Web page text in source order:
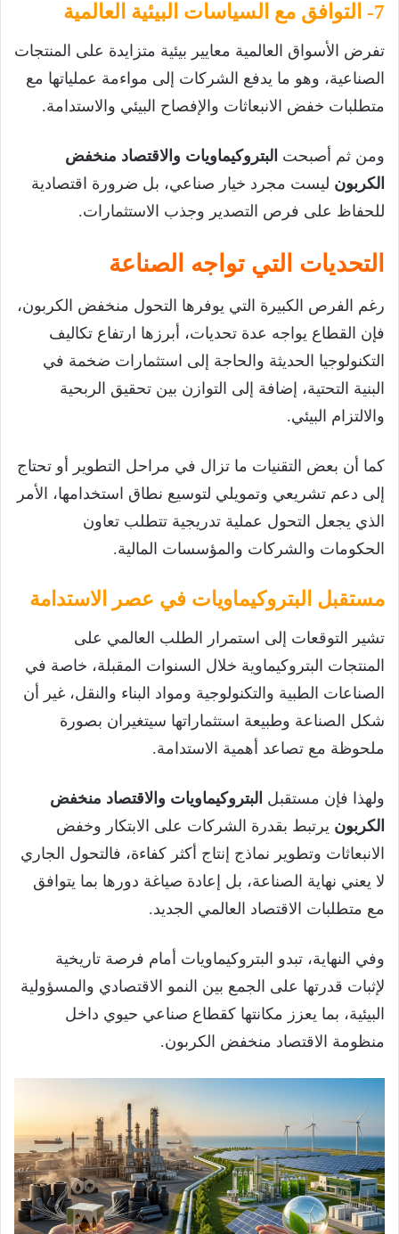
7- التوافق مع السياسات البيئية العالمية
تفرض الأسواق العالمية معايير بيئية متزايدة على المنتجات
الصناعية، وهو ما يدفع الشركات إلى مواءمة عملياتها مع
متطلبات خفض الانبعاثات والإفصاح البيئي والاستدامة.
ومن ثم أصبحت البتروكيماويات والاقتصاد منخفض
الكربون ليست مجرد خيار صناعي، بل ضرورة اقتصادية
للحفاظ على فرص التصدير وجذب الاستثمارات.
التحديات التي تواجه الصناعة
رغم الفرص الكبيرة التي يوفرها التحول منخفض الكربون،
فإن القطاع يواجه عدة تحديات، أبرزها ارتفاع تكاليف
التكنولوجيا الحديثة والحاجة إلى استثمارات ضخمة في
البنية التحتية، إضافة إلى التوازن بين تحقيق الربحية
والالتزام البيئي.
كما أن بعض التقنيات ما تزال في مراحل التطوير أو تحتاج
إلى دعم تشريعي وتمويلي لتوسيع نطاق استخدامها، الأمر
الذي يجعل التحول عملية تدريجية تتطلب تعاون
الحكومات والشركات والمؤسسات المالية.
مستقبل البتروكيماويات في عصر الاستدامة
تشير التوقعات إلى استمرار الطلب العالمي على
المنتجات البتروكيماوية خلال السنوات المقبلة، خاصة في
الصناعات الطبية والتكنولوجية ومواد البناء والنقل، غير أن
شكل الصناعة وطبيعة استثماراتها سيتغيران بصورة
ملحوظة مع تصاعد أهمية الاستدامة.
ولهذا فإن مستقبل البتروكيماويات والاقتصاد منخفض
الكربون يرتبط بقدرة الشركات على الابتكار وخفض
الانبعاثات وتطوير نماذج إنتاج أكثر كفاءة، فالتحول الجاري
لا يعني نهاية الصناعة، بل إعادة صياغة دورها بما يتوافق
مع متطلبات الاقتصاد العالمي الجديد.
وفي النهاية، تبدو البتروكيماويات أمام فرصة تاريخية
لإثبات قدرتها على الجمع بين النمو الاقتصادي والمسؤولية
البيئية، بما يعزز مكانتها كقطاع صناعي حيوي داخل
منظومة الاقتصاد منخفض الكربون.